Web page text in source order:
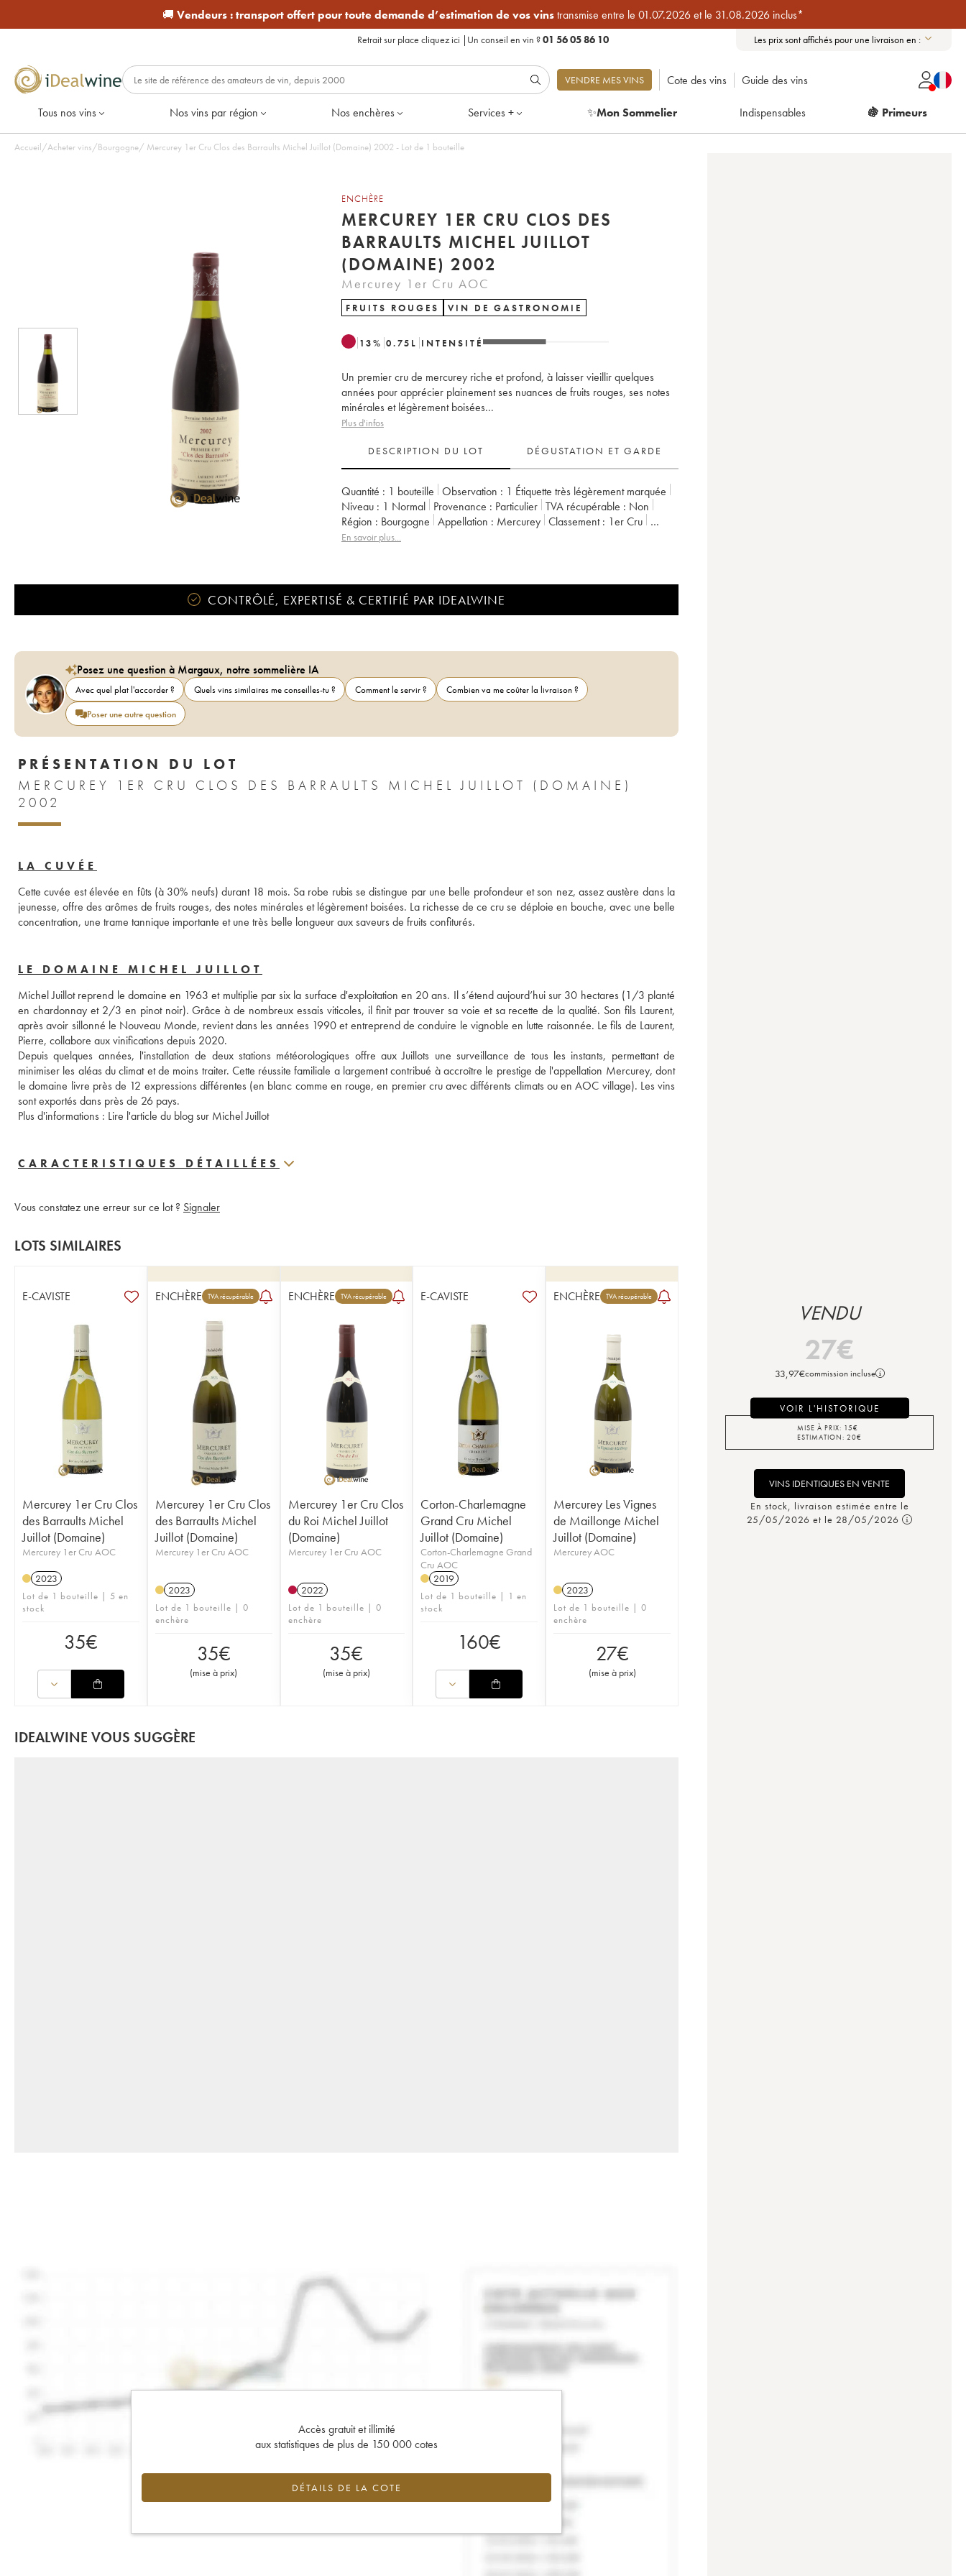
🚚 Vendeurs :transport offert pour toute demande d’estimation de vos vinstransmise entre le 01.07.2026 et le 31.08.2026 inclus*
Retrait sur place cliquez ici | Un conseil en vin ?01 56 05 86 10 Les prix sont affichés pour une livraison en :
VENDRE MES VINS Cote des vins Guide des vins
Tous nos vins Nos vins par région Nos enchères Services + ✨Mon Sommelier Indispensables 🍇 Primeurs
Accueil/Acheter vins/Bourgogne/ Mercurey 1er Cru Clos des Barraults Michel Juillot (Domaine) 2002 - Lot de 1 bouteille
ENCHÈRE
MERCUREY 1ER CRU CLOS DES
BARRAULTS MICHEL JUILLOT
(DOMAINE) 2002
Mercurey 1er Cru AOC
FRUITS ROUGES VIN DE GASTRONOMIE
13% 0.75 L INTENSITÉ
Un premier cru de mercurey riche et profond, à laisser vieillir quelques
années pour apprécier plainement ses nuances de fruits rouges, ses notes
minérales et légèrement boisées...
Plus d'infos
DESCRIPTION DU LOT DÉGUSTATION ET GARDE
Quantité : 1 bouteille Observation : 1 Étiquette très légèrement marquée
Niveau : 1 Normal Provenance : particulier TVA récupérable :
non
Région :
Bourgogne Appellation : Mercurey Classement :
1er Cru
Propriétaire :
En savoir plus...
CONTRÔLÉ, EXPERTISÉ & CERTIFIÉ PAR IDEALWINE
Posez une question à Margaux, notre sommelière IA
Avec quel plat l'accorder ? Quels vins similaires me conseilles-tu ? Comment le servir ?
Combien va me coûter la livraison ?
Poser une autre question
PRÉSENTATION DU LOT
MERCUREY 1ER CRU CLOS DES BARRAULTS MICHEL JUILLOT (DOMAINE)
2002
LA CUVÉE
Cette cuvée est élevée en fûts (à 30% neufs) durant 18 mois. Sa robe rubis se distingue par une belle profondeur et son nez, assez austère dans la
jeunesse, offre des arômes de fruits rouges, des notes minérales et légèrement boisées. La richesse de ce cru se déploie en bouche, avec une belle
concentration, une trame tannique importante et une très belle longueur aux saveurs de fruits confiturés.
LE DOMAINE MICHEL JUILLOT
Michel Juillot reprend le domaine en 1963 et multiplie par six la surface d'exploitation en 20 ans. Il s’étend aujourd’hui sur 30 hectares (1/3 planté
en chardonnay et 2/3 en pinot noir). Grâce à de nombreux essais viticoles, il finit par trouver sa voie et sa recette de la qualité. Son fils Laurent,
après avoir sillonné le Nouveau Monde, revient dans les années 1990 et entreprend de conduire le vignoble en lutte raisonnée. Le fils de Laurent,
Pierre, collabore aux vinifications depuis 2020.
Depuis quelques années, l'installation de deux stations météorologiques offre aux Juillots une surveillance de tous les instants, permettant de
minimiser les aléas du climat et de moins traiter. Cette réussite familiale a largement contribué à accroître le prestige de l'appellation Mercurey, dont
le domaine livre près de 12 expressions différentes (en blanc comme en rouge, en premier cru avec différents climats ou en AOC village). Les vins
sont exportés dans près de 26 pays.
Plus d'informations :
Lire l'article du blog sur Michel Juillot
CARACTERISTIQUES DÉTAILLÉES
Vous constatez une erreur sur ce lot ? Signaler
LOTS SIMILAIRES
E-CAVISTE
Mercurey 1er Cru Clos
des Barraults Michel
Juillot (Domaine)
Mercurey 1er Cru AOC
2023
Lot de 1 bouteille | 5 en
stock
35€
ENCHÈRE TVA récupérable
Mercurey 1er Cru Clos
des Barraults Michel
Juillot (Domaine)
Mercurey 1er Cru AOC
2023
Lot de 1 bouteille | 0
enchère
35€
(mise à prix)
ENCHÈRE TVA récupérable
Mercurey 1er Cru Clos
du Roi Michel Juillot
(Domaine)
Mercurey 1er Cru AOC
2022
Lot de 1 bouteille | 0
enchère
35€
(mise à prix)
E-CAVISTE
Corton-Charlemagne
Grand Cru Michel
Juillot (Domaine)
Corton-Charlemagne Grand
Cru AOC
2019
Lot de 1 bouteille | 1 en
stock
160€
ENCHÈRE TVA récupérable
Mercurey Les Vignes
de Maillonge Michel
Juillot (Domaine)
Mercurey AOC
2023
Lot de 1 bouteille | 0
enchère
27€
(mise à prix)
IDEALWINE VOUS SUGGÈRE
Accès gratuit et illimité
aux statistiques de plus de 150 000 cotes
DÉTAILS DE LA COTE
VENDU
27€
33,97€commission incluse
VOIR L'HISTORIQUE
MISE À PRIX: 15€
ESTIMATION: 20€
VINS IDENTIQUES EN VENTE
En stock, livraison estimée entre le
25/05/2026 et le 28/05/2026